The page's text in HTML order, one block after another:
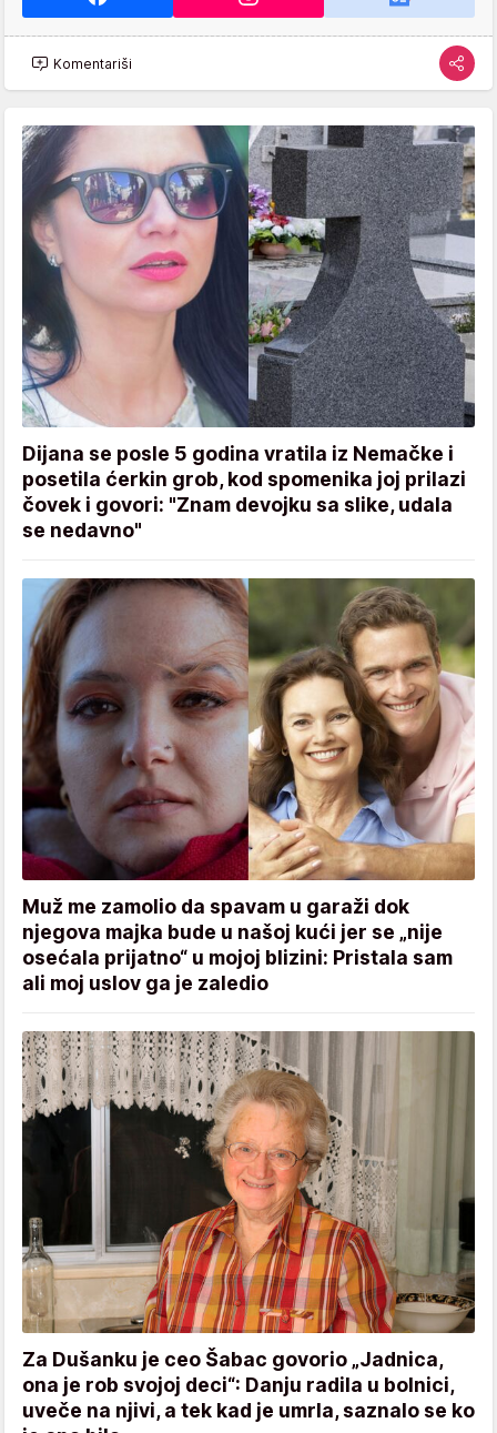
Komentariši
Dijana se posle 5 godina vratila iz Nemačke i
posetila ćerkin grob, kod spomenika joj prilazi
čovek i govori: "Znam devojku sa slike, udala
se nedavno"
Muž me zamolio da spavam u garaži dok
njegova majka bude u našoj kući jer se „nije
osećala prijatno“ u mojoj blizini: Pristala sam
ali moj uslov ga je zaledio
Za Dušanku je ceo Šabac govorio „Jadnica,
ona je rob svojoj deci“: Danju radila u bolnici,
uveče na njivi, a tek kad je umrla, saznalo se ko